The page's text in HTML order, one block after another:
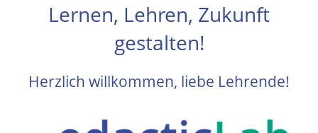
Lernen, Lehren, Zukunft
gestalten!
Herzlich willkommen, liebe Lehrende!